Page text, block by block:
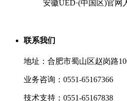
安徽UED·(中国区)官网
联系我们
地址：合肥市蜀山区赵岗路
业务咨询：0551-65167366
技术支持：0551-65167838